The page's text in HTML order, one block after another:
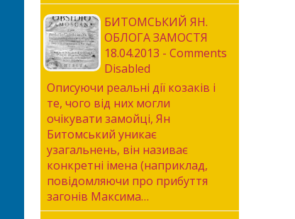
БИТОМСЬКИЙ ЯН.
ОБЛОГА ЗАМОСТЯ
18.04.2013 - Comments
Disabled
Описуючи реальні дії козаків і
те, чого від них могли
очікувати замойці, Ян
Битомський уникає
узагальнень, він називає
конкретні імена (наприклад,
повідомляючи про прибуття
загонів Максима…